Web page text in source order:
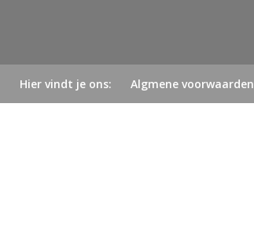
Hier vindt je ons: Algmene voorwaarden